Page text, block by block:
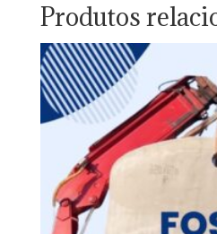
Produtos